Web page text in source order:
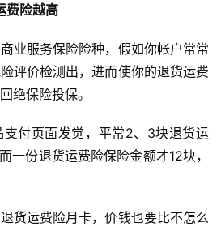
费险越高
业服务保险险种，假如你帐户常常
评价检测出，进而使你的退货运费
绝保险投保。
付页面发觉，平常2、3块退货运
一份退货运费险保险金额才12块，
货运费险月卡，价钱也要比不怎么